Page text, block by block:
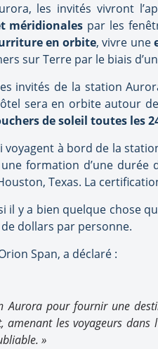
les invités vivront
méridionales par les
en orbite, vivre une
sur Terre par le biais d’un
invités de la station
sera en orbite autour
de soleil toutes les
à bord de la
formation d’une
Texas. La
il y a bien quelque chose
dollars par personne.
Span, a déclaré :
Aurora pour fournir une
amenant les voyageurs
»